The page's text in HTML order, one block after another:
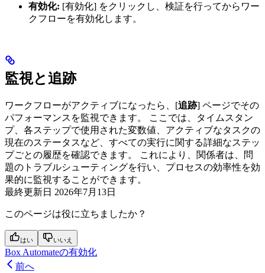
有効化: [有効化] をクリックし、検証を行ってからワー
クフローを有効化します。
監視と追跡
ワークフローがアクティブになったら、[追跡] ページでその
パフォーマンスを監視できます。 ここでは、タイムスタン
プ、各ステップで使用された変数値、アクティブなタスクの
現在のステータスなど、すべての実行に関する詳細なステッ
プごとの履歴を確認できます。 これにより、関係者は、問
題のトラブルシューティングを行い、プロセスの効率性を効
果的に監視することができます。
最終更新日 2026年7月13日
このページは役に立ちましたか？
はい いいえ
Box Automateの有効化
前へ